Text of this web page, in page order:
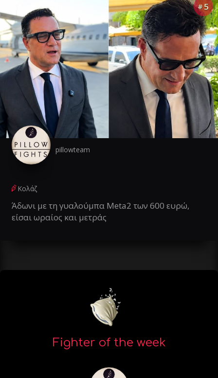
# 5
pillowteam
Κολάζ
Άδωνι με τη γυαλούμπα Meta2 των 600 ευρώ,
είσαι ωραίος και μετράς
Fighter of the week